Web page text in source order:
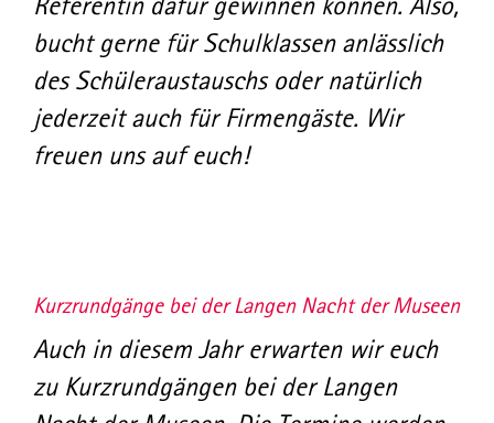
bucht gerne für Schulklassen anlässlich
des Schüleraustauschs oder natürlich
jederzeit auch für Firmengäste. Wir
freuen uns auf euch!
Kurzrundgänge bei der Langen Nacht der Museen
Auch in diesem Jahr erwarten wir euch
zu Kurzrundgängen bei der Langen